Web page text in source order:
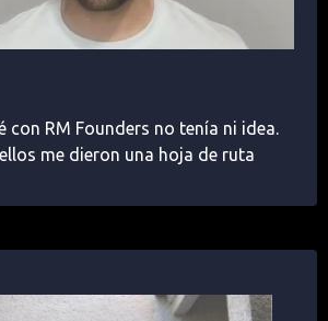
con RM Founders no tenía ni idea.
me dieron una hoja de ruta